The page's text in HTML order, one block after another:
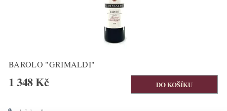
BAROLO "GRIMALDI"
1 348 Kč